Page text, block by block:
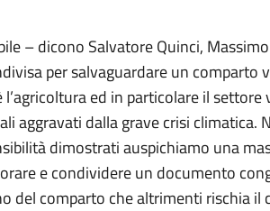
– dicono Salvatore Quinci,
per salvaguardare un
l’agricoltura ed in particolare il
aggravati dalla grave crisi climatica.
dimostrati auspichiamo una
e condividere un documento
del comparto che altrimenti rischia il